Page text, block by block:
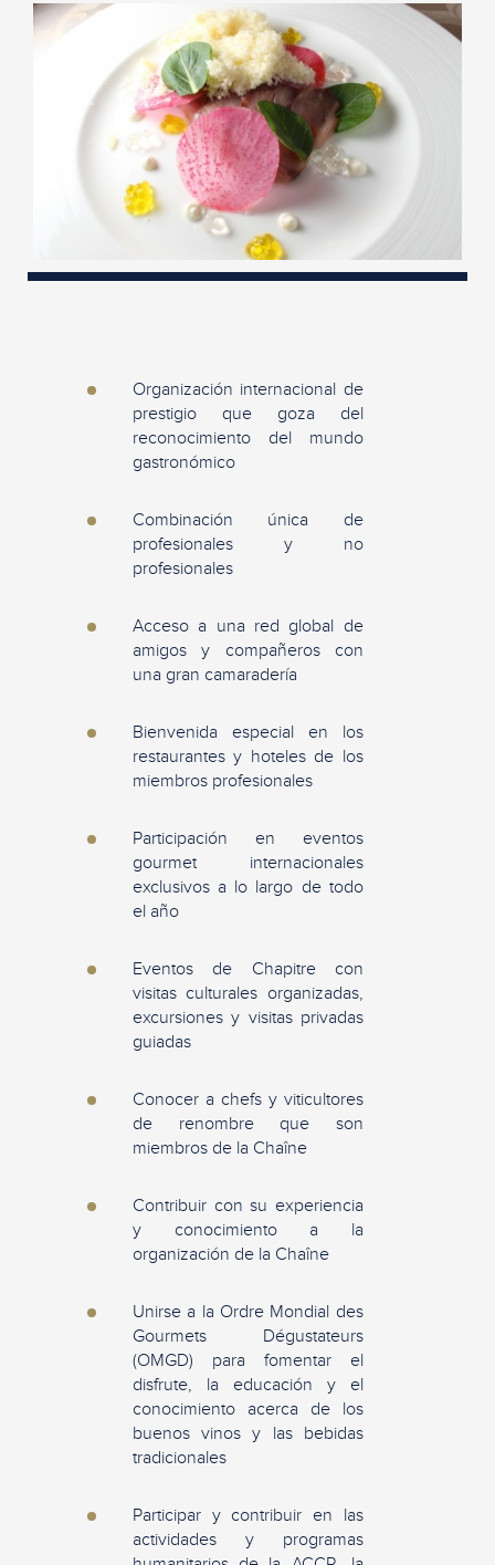
Organización internacional de
prestigio que goza del
reconocimiento del mundo
gastronómico
Combinación única de
profesionales y no
profesionales
Acceso a una red global de
amigos y compañeros con
una gran camaradería
Bienvenida especial en los
restaurantes y hoteles de los
miembros profesionales
Participación en eventos
gourmet internacionales
exclusivos a lo largo de todo
el año
Eventos de Chapitre con
visitas culturales organizadas,
excursiones y visitas privadas
guiadas
Conocer a chefs y viticultores
de renombre que son
miembros de la Chaîne
Contribuir con su experiencia
y conocimiento a la
organización de la Chaîne
Unirse a la Ordre Mondial des
Gourmets Dégustateurs
(OMGD) para fomentar el
disfrute, la educación y el
conocimiento acerca de los
buenos vinos y las bebidas
tradicionales
Participar y contribuir en las
actividades y programas